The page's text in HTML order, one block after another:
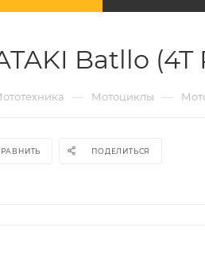
Batllo (4T
— Мотоциклы —
ПОДЕЛИТЬСЯ